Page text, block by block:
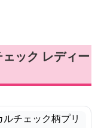
ック レディー